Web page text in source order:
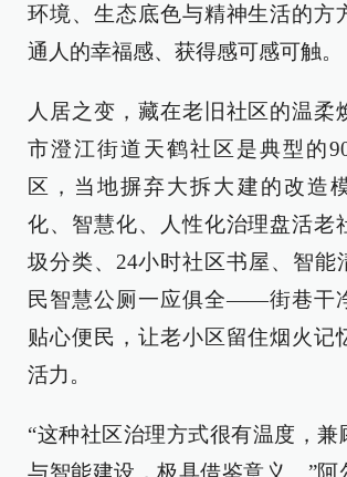
环境、生态底色与精神生活的方
通人的幸福感、获得感可感可触。
人居之变，藏在老旧社区的温柔
市澄江街道天鹤社区是典型的
区，当地摒弃大拆大建的改造
化、智慧化、人性化治理盘活老
圾分类、24小时社区书屋、智能
民智慧公厕一应俱全——街巷干
贴心便民，让老小区留住烟火记
活力。
“这种社区治理方式很有温度，兼
与智能建设，极具借鉴意义。”阿